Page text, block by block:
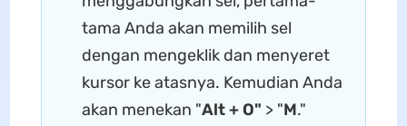
tama Anda akan memilih sel
dengan mengeklik dan menyeret
kursor ke atasnya. Kemudian Anda
akan menekan "Alt + O" > "M."